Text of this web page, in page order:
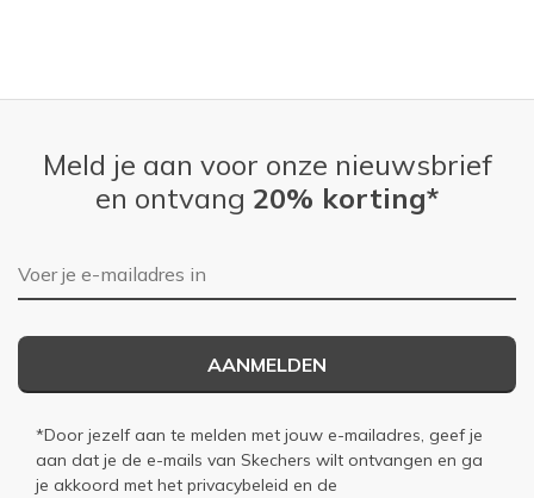
Meld je aan voor onze nieuwsbrief
en ontvang 20% korting*
E-mailadres
AANMELDEN
*Door jezelf aan te melden met jouw e-mailadres, geef je
aan dat je de e-mails van Skechers wilt ontvangen en ga
je akkoord met het privacybeleid en de